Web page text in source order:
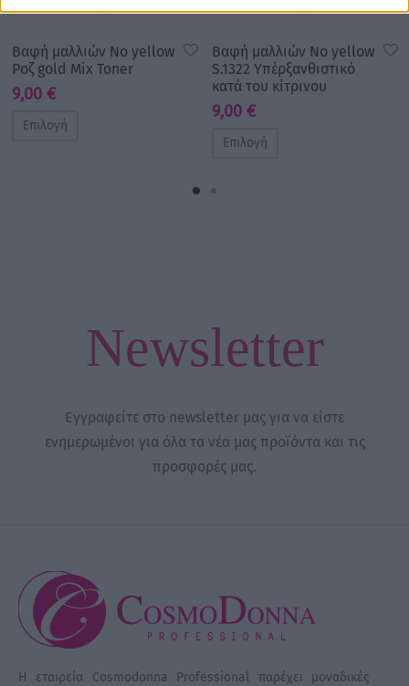
Βαφή μαλλιών No yellow
Ροζ gold Mix Toner
9,00 €
Επιλογή
Βαφή μαλλιών No yellow
S.1322 Υπέρξανθιστικό
κατά του κίτρινου
9,00 €
Επιλογή
Newsletter
Εγγραφείτε στο newsletter μας για να είστε
ενημερωμένοι για όλα τα νέα μας προϊόντα και τις
προσφορές μας.
Η εταιρεία Cosmodonna Professional παρέχει μοναδικές